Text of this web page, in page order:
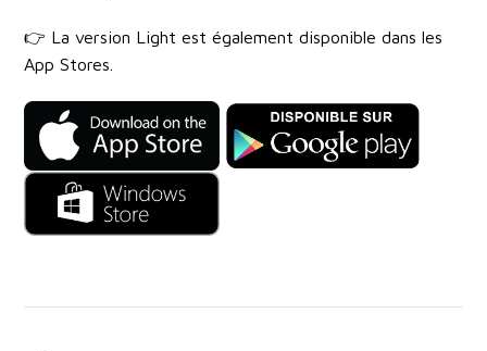
👉 La version Light est également disponible dans les
App Stores.